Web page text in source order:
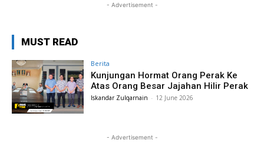
- Advertisement -
MUST READ
Berita
Kunjungan Hormat Orang Perak Ke
Atas Orang Besar Jajahan Hilir Perak
Iskandar Zulqarnain - 12 June 2026
- Advertisement -